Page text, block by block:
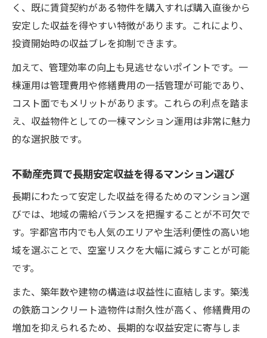
く、既に賃貸契約がある物件を購入すれば購入直後から
安定した収益を得やすい特徴があります。これにより、
投資開始時の収益ブレを抑制できます。
加えて、管理効率の向上も見逃せないポイントです。一
棟運用は管理費用や修繕費用の一括管理が可能であり、
コスト面でもメリットがあります。これらの利点を踏ま
え、収益物件としての一棟マンション運用は非常に魅力
的な選択肢です。
不動産売買で長期安定収益を得るマンション選び
長期にわたって安定した収益を得るためのマンション選
びでは、地域の需給バランスを把握することが不可欠で
す。宇都宮市内でも人気のエリアや生活利便性の高い地
域を選ぶことで、空室リスクを大幅に減らすことが可能
です。
また、築年数や建物の構造は収益性に直結します。築浅
の鉄筋コンクリート造物件は耐久性が高く、修繕費用の
増加を抑えられるため、長期的な収益安定に寄与しま